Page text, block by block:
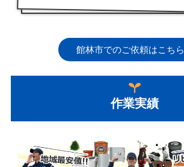
館林市でのご依頼はこちら
作業実績